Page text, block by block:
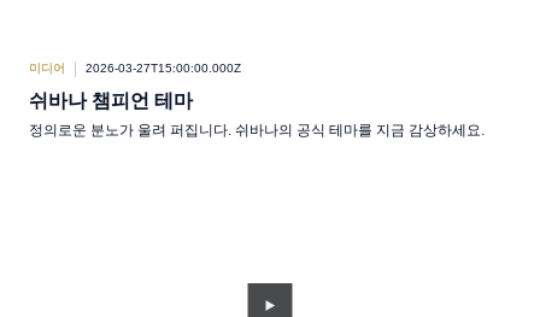
미디어 2026-03-27T15:00:00.000Z
쉬바나 챔피언 테마
정의로운 분노가 울려 퍼집니다. 쉬바나의 공식 테마를 지금 감상하세요.